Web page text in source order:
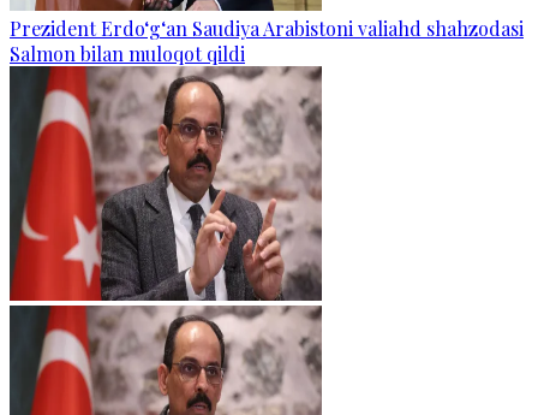
Prezident Erdo‘g‘an Saudiya Arabistoni valiahd shahzodasi
Salmon bilan muloqot qildi